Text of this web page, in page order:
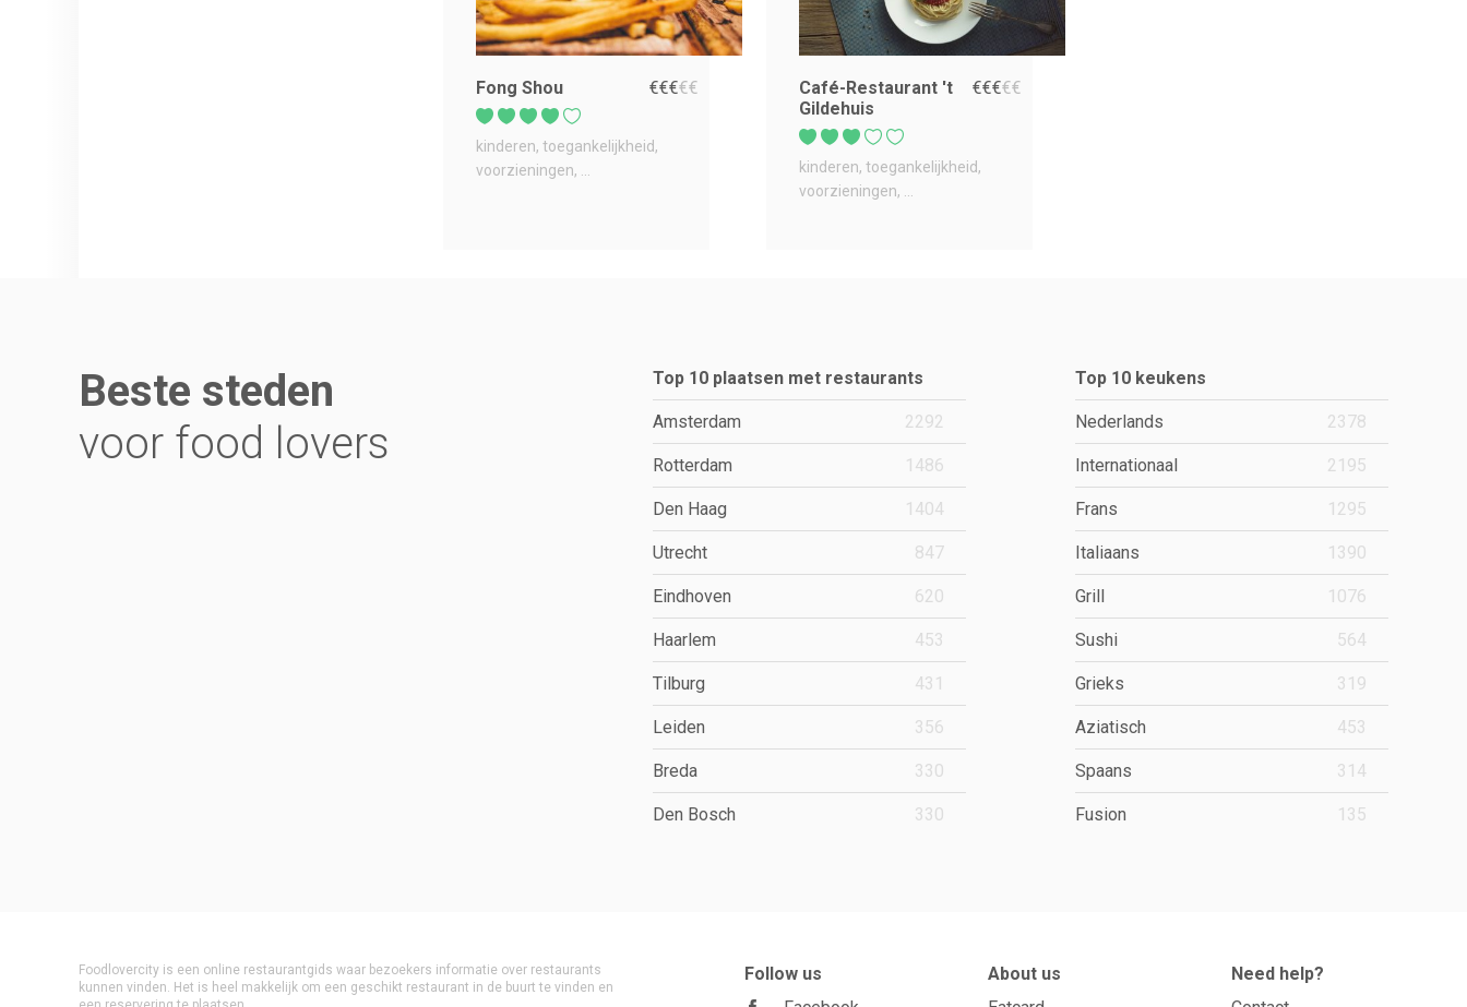
Fong Shou €€€€€
kinderen toegankelijkheid
voorzieningen
Café-Restaurant 't
Gildehuis
€€€€€
kinderen toegankelijkheid
voorzieningen
Beste steden
voor food lovers
Top 10 plaatsen met restaurants
Amsterdam 2292
Rotterdam 1486
Den Haag 1404
Utrecht 847
Eindhoven 620
Haarlem 453
Tilburg 431
Leiden 356
Breda 330
Den Bosch 330
Top 10 keukens
Nederlands 2378
Internationaal 2195
Frans 1295
Italiaans 1390
Grill 1076
Sushi 564
Grieks 319
Aziatisch 453
Spaans 314
Fusion 135
Foodlovercity is een online restaurantgids waar bezoekers informatie over restaurants
kunnen vinden. Het is heel makkelijk om een geschikt restaurant in de buurt te vinden en
Follow us
About us
Need help?